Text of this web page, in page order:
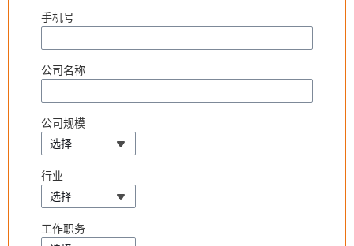
手机号
公司名称
公司规模
选择
行业
选择
工作职务